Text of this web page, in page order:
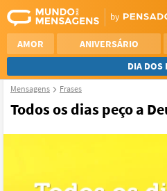
AMOR ANIVERSÁRIO
DIA DOS
REFLEXÃO
Mensagens Frases
Todos os dias peço a